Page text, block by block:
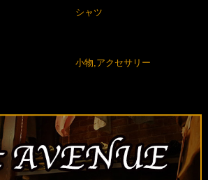
シャツ
小物,アクセサリー